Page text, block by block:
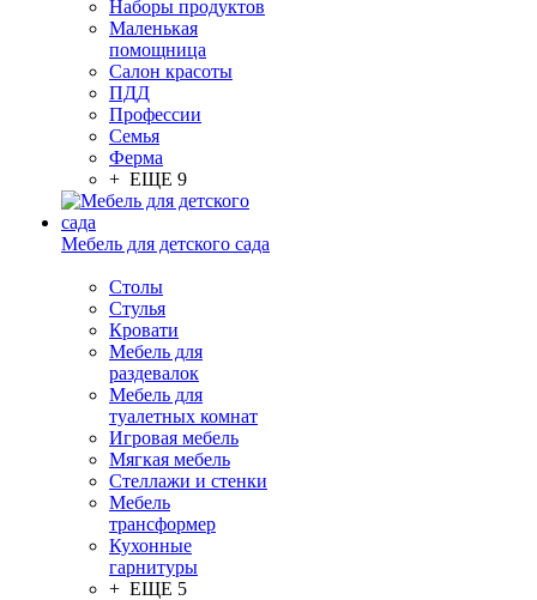
Наборы продуктов
Маленькая
помощница
Салон красоты
ПДД
Профессии
Семья
Ферма
+ ЕЩЕ 9
Мебель для детского сада
Столы
Cтулья
Кровати
Мебель для
раздевалок
Мебель для
туалетных комнат
Игровая мебель
Мягкая мебель
Стеллажи и стенки
Мебель
трансформер
Кухонные
гарнитуры
+ ЕЩЕ 5